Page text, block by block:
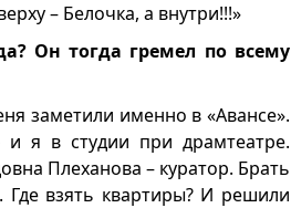
– Белочка, а внутри!!!»
Он тогда гремел по всему
заметили именно в «Авансе».
я в студии при драмтеатре.
Плеханова – куратор. Брать
взять квартиры? И решили